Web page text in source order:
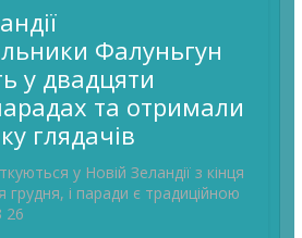
Фалуньгун
у двадцяти
та отримали
глядачів
у Новій Зеландії з кінця
грудня, і паради є традиційною
26